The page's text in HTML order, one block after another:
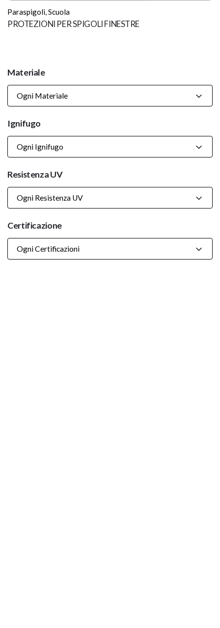
Paraspigoli,Scuola
PROTEZIONI PER SPIGOLI FINESTRE
Materiale
Ogni Materiale
Ignifugo
Ogni Ignifugo
Resistenza UV
Ogni Resistenza UV
Certificazione
Ogni Certificazioni